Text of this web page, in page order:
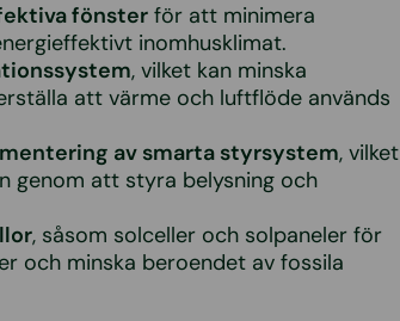
fönster för att minimera
inomhusklimat.
, vilket kan minska
att värme och luftflöde används
av smarta styrsystem, vilket
genom att styra belysning och
, såsom solceller och solpaneler för
och minska beroendet av fossila